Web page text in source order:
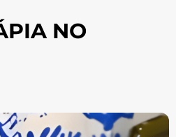
NO